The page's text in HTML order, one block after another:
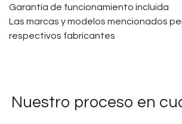
Garantía de funcionamiento incluida
Las marcas y modelos mencionados
respectivos fabricantes
Nuestro proceso en